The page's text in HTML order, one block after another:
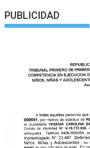
PUBLICIDAD